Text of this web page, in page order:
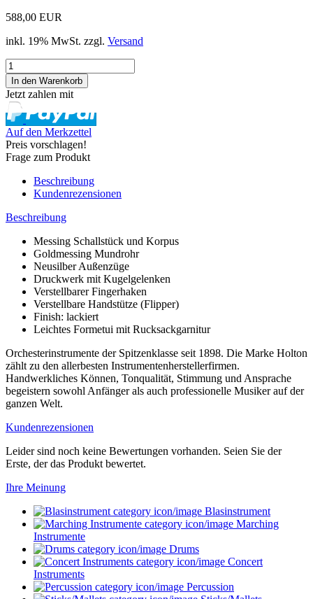
588,00 EUR
inkl. 19% MwSt. zzgl. Versand
Jetzt zahlen mit
Auf den Merkzettel
Preis vorschlagen!
Frage zum Produkt
Beschreibung
Kundenrezensionen
Beschreibung
Messing Schallstück und Korpus
Goldmessing Mundrohr
Neusilber Außenzüge
Druckwerk mit Kugelgelenken
Verstellbarer Fingerhaken
Verstellbare Handstütze (Flipper)
Finish: lackiert
Leichtes Formetui mit Rucksackgarnitur
Orchesterinstrumente der Spitzenklasse seit 1898. Die Marke Holton
zählt zu den allerbesten Instrumentenherstellerfirmen.
Handwerkliches Können, Tonqualität, Stimmung und Ansprache
begeistern sowohl Anfänger als auch professionelle Musiker auf der
ganzen Welt.
Kundenrezensionen
Leider sind noch keine Bewertungen vorhanden. Seien Sie der
Erste, der das Produkt bewertet.
Ihre Meinung
Blasinstrument
Marching
Instrumente
Drums
Concert
Instruments
Percussion